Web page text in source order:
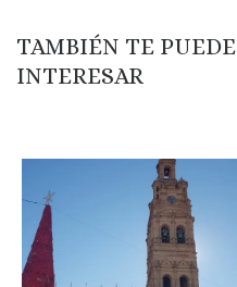
TAMBIÉN TE PUEDE
INTERESAR